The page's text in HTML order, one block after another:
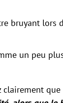
bruyant lors
un peu
clairement